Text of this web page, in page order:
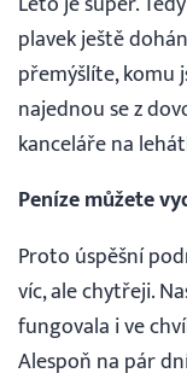
English
30 DNÍ ZDARMA
Přihlášení
plavek ještě
přemýšlíte, komu
najednou se z
kanceláře na
Peníze můžete
Proto úspěšní
víc, ale chytřeji.
fungovala i ve
Alespoň na pár